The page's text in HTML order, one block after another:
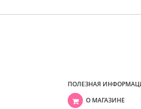
ПОЛЕЗНАЯ
О МАГАЗИНЕ